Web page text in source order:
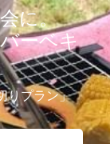
に。
ーベキ
りプラン」